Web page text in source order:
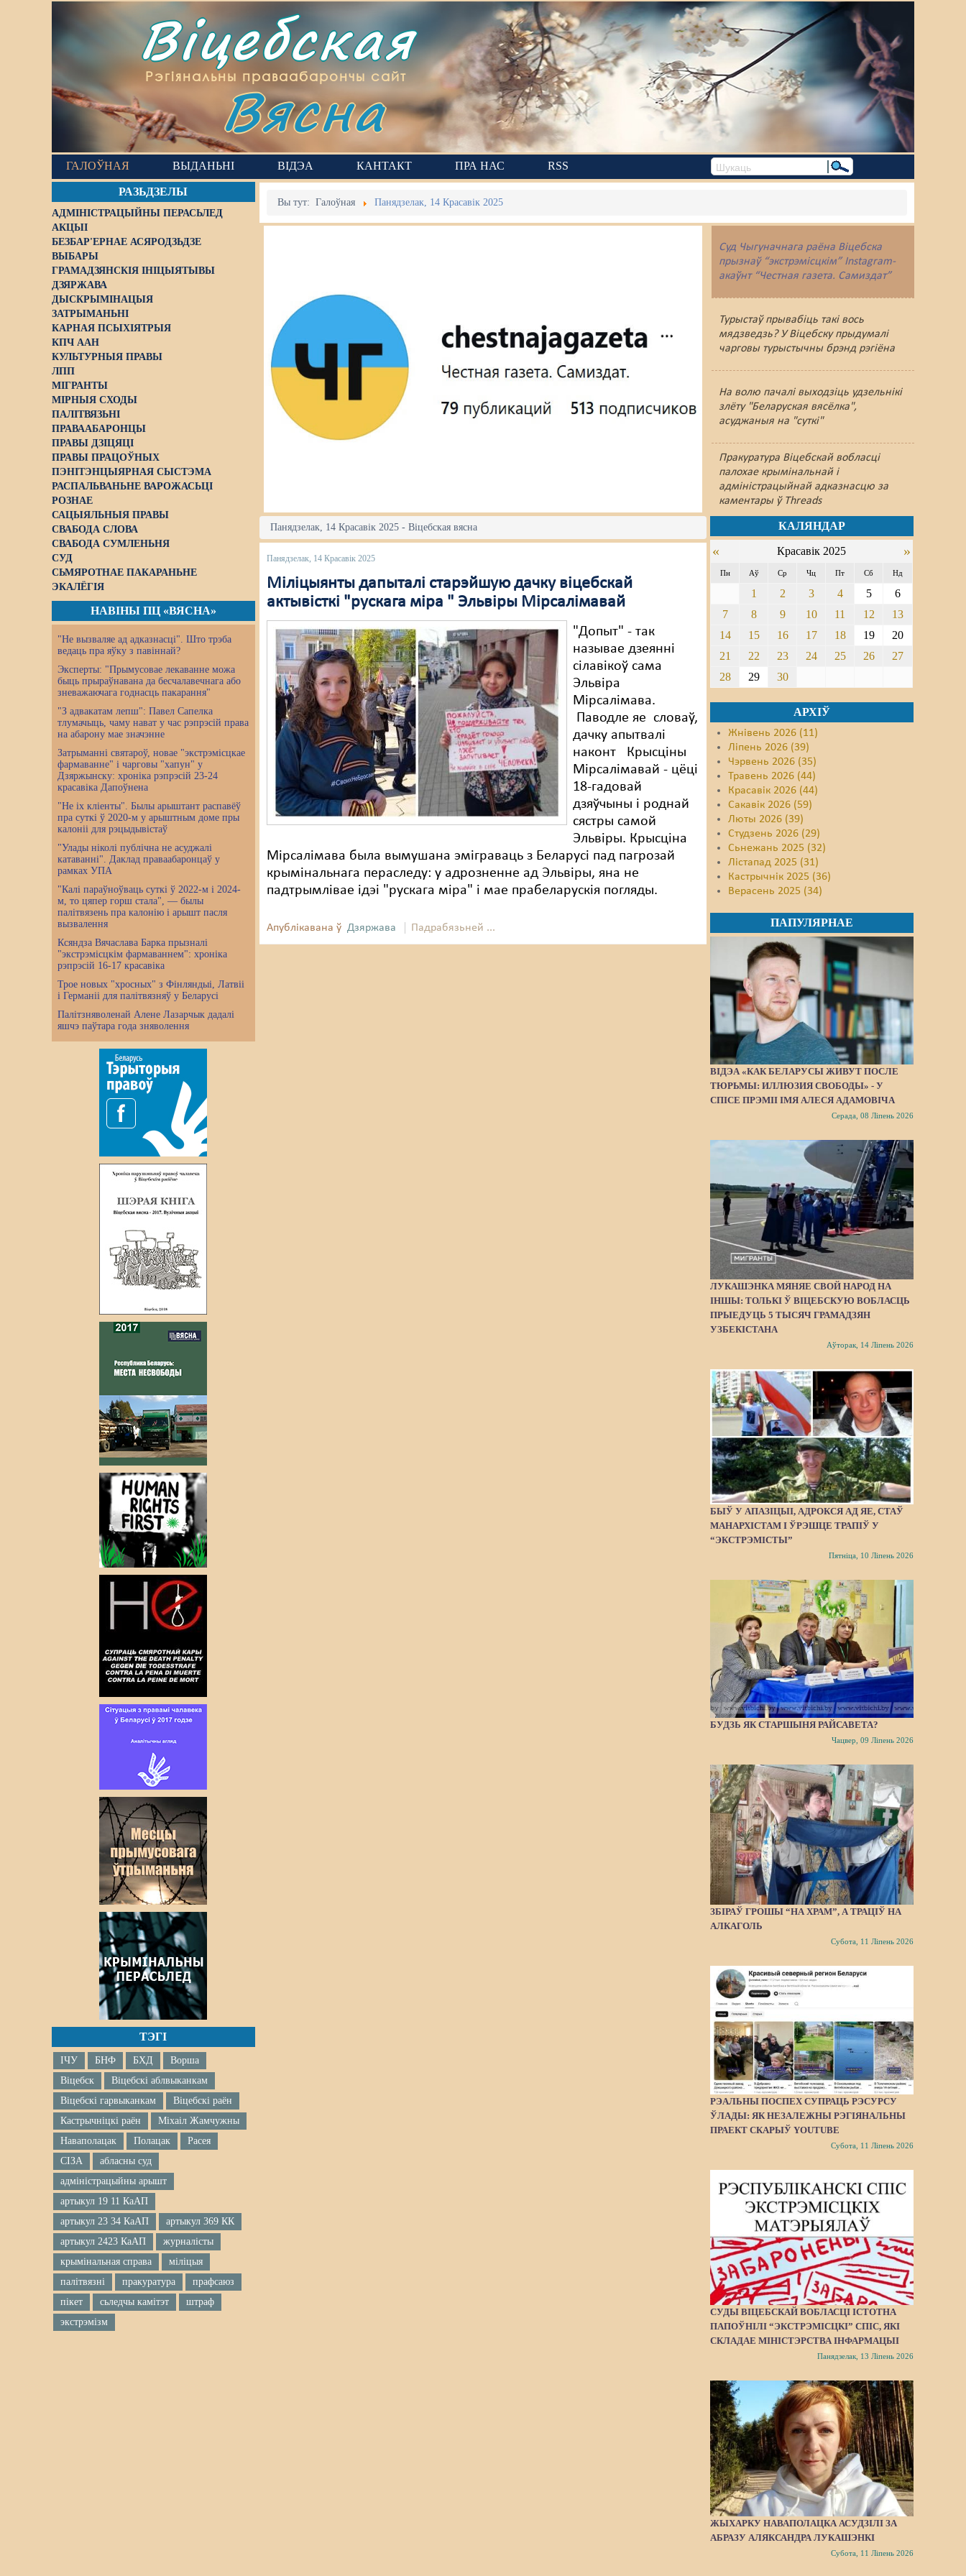
Віцебская
Рэгіянальны праваабарончы сайт
Вясна
ГАЛОЎНАЯ ВЫДАНЬНІ ВІДЭА КАНТАКТ ПРА НАС RSS
РАЗЬДЗЕЛЫ
АДМІНІСТРАЦЫЙНЫ ПЕРАСЬЛЕД
АКЦЫІ
БЕЗБАР'ЕРНАЕ АСЯРОДЗЬДЗЕ
ВЫБАРЫ
ГРАМАДЗЯНСКІЯ ІНІЦЫЯТЫВЫ
ДЗЯРЖАВА
ДЫСКРЫМІНАЦЫЯ
ЗАТРЫМАНЬНІ
КАРНАЯ ПСЫХІЯТРЫЯ
КПЧ ААН
КУЛЬТУРНЫЯ ПРАВЫ
ЛПП
МІГРАНТЫ
МІРНЫЯ СХОДЫ
ПАЛІТВЯЗЬНІ
ПРАВААБАРОНЦЫ
ПРАВЫ ДЗІЦЯЦІ
ПРАВЫ ПРАЦОЎНЫХ
ПЭНІТЭНЦЫЯРНАЯ СЫСТЭМА
РАСПАЛЬВАНЬНЕ ВАРОЖАСЬЦІ
РОЗНАЕ
САЦЫЯЛЬНЫЯ ПРАВЫ
СВАБОДА СЛОВА
СВАБОДА СУМЛЕНЬНЯ
СУД
СЬМЯРОТНАЕ ПАКАРАНЬНЕ
ЭКАЛЁГІЯ
НАВІНЫ ПЦ «ВЯСНА»
"Не вызваляе ад адказнасці". Што трэба
ведаць пра яўку з павіннай?
Эксперты: "Прымусовае лекаванне можа
быць прыраўнавана да бесчалавечнага або
зневажаючага годнасць пакарання"
"З адвакатам лепш": Павел Сапелка
тлумачыць, чаму нават у час рэпрэсій права
на абарону мае значэнне
Затрыманні святароў, новае "экстрэмісцкае
фармаванне" і чарговы "хапун" у
Дзяржынску: хроніка рэпрэсій 23-24
красавіка Дапоўнена
"Не іх кліенты". Былы арыштант распавёў
пра суткі ў 2020-м у арыштным доме пры
калоніі для рэцыдывістаў
"Улады ніколі публічна не асуджалі
катаванні". Даклад праваабаронцаў у
рамках УПА
"Калі параўноўваць суткі ў 2022-м і 2024-
м, то цяпер горш стала", — былы
палітвязень пра калонію і арышт пасля
вызвалення
Ксяндза Вячаслава Барка прызналі
"экстрэмісцкім фармаваннем": хроніка
рэпрэсій 16-17 красавіка
Трое новых "хросных" з Фінляндыі, Латвіі
і Германіі для палітвязняў у Беларусі
Палітзняволенай Алене Лазарчык дадалі
яшчэ паўтара года зняволення
ТЭГІ
ІЧУ БНФ БХД
Ворша
Віцебск
Віцебскі аблвыканкам
Віцебскі гарвыканкам
Віцебскі раён
Кастрычніцкі раён
Міхаіл Жамчужны
Наваполацак
Полацак
Расея
СІЗА
абласны суд
адміністрацыйны арышт
артыкул 19 11 КаАП
артыкул 23 34 КаАП
артыкул 369 КК
артыкул 2423 КаАП
журналісты
крымінальная справа
міліцыя
палітвязні
пракуратура
прафсаюз
пікет
сьледчы камітэт
штраф
экстрэмізм
Вы тут:Галоўная Панядзелак, 14 Красавік 2025
Суд Чыгуначнага раёна Віцебска
прызнаў “экстрэмісцкім” Instagram-
акаўнт “Честная газета. Самиздат”
Турыстаў прывабіць такі вось
мядзведзь? У Віцебску прыдумалі
чарговы турыстычны брэнд рэгіёна
На волю пачалі выходзіць удзельнікі
злёту "Беларуская вясёлка",
асуджаныя на "суткі"
Пракуратура Віцебскай вобласці
палохае крымінальнай і
адміністрацыйнай адказнасцю за
каментары ў Threads
Панядзелак, 14 Красавік 2025 - Віцебская вясна
Панядзелак, 14 Красавік 2025
Міліцыянты дапыталі старэйшую дачку віцебскай
актывісткі "рускага міра " Эльвіры Мірсалімавай
"Допыт" - так
называе дзеянні
сілавікоў сама
Эльвіра
Мірсалімава.
Паводле яе словаў,
дачку апытвалі
наконт Крысціны
Мірсалімавай - цёці
18-гадовай
дзяўчыны і роднай
сястры самой
Эльвіры. Крысціна
Мірсалімава была вымушана эміграваць з Беларусі пад пагрозай
крымінальнага пераследу: у адрозненне ад Эльвіры, яна не
падтрымлівае ідэі "рускага міра" і мае прабеларускія погляды.
Апублікавана ў Дзяржава Падрабязьней ...
КАЛЯНДАР
« Красавік 2025 »
Пн Аў Ср Чц Пт Сб Нд
1 2 3 4 5
6
7
8 9 10 11 12
13
14
15 16 17 18 19
20
21
22 23 24 25 26
27
28
29 30
АРХІЎ
Жнівень 2026 (11)
Ліпень 2026 (39)
Чэрвень 2026 (35)
Травень 2026 (44)
Красавік 2026 (44)
Сакавік 2026 (59)
Люты 2026 (39)
Студзень 2026 (29)
Сьнежань 2025 (32)
Лістапад 2025 (31)
Кастрычнік 2025 (36)
Верасень 2025 (34)
ПАПУЛЯРНАЕ
ВІДЭА «КАК БЕЛАРУСЫ ЖИВУТ ПОСЛЕ
ТЮРЬМЫ: ИЛЛЮЗИЯ СВОБОДЫ» - У
СПІСЕ ПРЭМІІ ІМЯ АЛЕСЯ АДАМОВІЧА
Серада, 08 Ліпень 2026
ЛУКАШЭНКА МЯНЯЕ СВОЙ НАРОД НА
ІНШЫ: ТОЛЬКІ Ў ВІЦЕБСКУЮ ВОБЛАСЦЬ
ПРЫЕДУЦЬ 5 ТЫСЯЧ ГРАМАДЗЯН
УЗБЕКІСТАНА
Аўторак, 14 Ліпень 2026
БЫЎ У АПАЗІЦЫІ, АДРОКСЯ АД ЯЕ, СТАЎ
МАНАРХІСТАМ І ЎРЭШЦЕ ТРАПІЎ У
“ЭКСТРЭМІСТЫ”
Пятніца, 10 Ліпень 2026
БУДЗЬ ЯК СТАРШЫНЯ РАЙСАВЕТА?
Чацвер, 09 Ліпень 2026
ЗБІРАЎ ГРОШЫ “НА ХРАМ”, А ТРАЦІЎ НА
АЛКАГОЛЬ
Субота, 11 Ліпень 2026
РЭАЛЬНЫ ПОСПЕХ СУПРАЦЬ РЭСУРСУ
ЎЛАДЫ: ЯК НЕЗАЛЕЖНЫ РЭГІЯНАЛЬНЫ
ПРАЕКТ СКАРЫЎ YOUTUBE
Субота, 11 Ліпень 2026
СУДЫ ВІЦЕБСКАЙ ВОБЛАСЦІ ІСТОТНА
ПАПОЎНІЛІ “ЭКСТРЭМІСЦКІ” СПІС, ЯКІ
СКЛАДАЕ МІНІСТЭРСТВА ІНФАРМАЦЫІ
Панядзелак, 13 Ліпень 2026
ЖЫХАРКУ НАВАПОЛАЦКА АСУДЗІЛІ ЗА
АБРАЗУ АЛЯКСАНДРА ЛУКАШЭНКІ
Субота, 11 Ліпень 2026